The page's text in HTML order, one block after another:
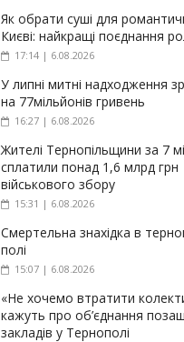
Як обрати суші для
Києві: найкращі поєднання
17:14 | 6.08.2026
У липні митні надходження
на 77мільйонів гривень
16:27 | 6.08.2026
Жителі Тернопільщини за 7
сплатили понад 1,6 млрд грн
військового збору
15:31 | 6.08.2026
Смертельна знахідка в
полі
15:07 | 6.08.2026
«Не хочемо втратити
кажуть про об’єднання
закладів у Тернополі